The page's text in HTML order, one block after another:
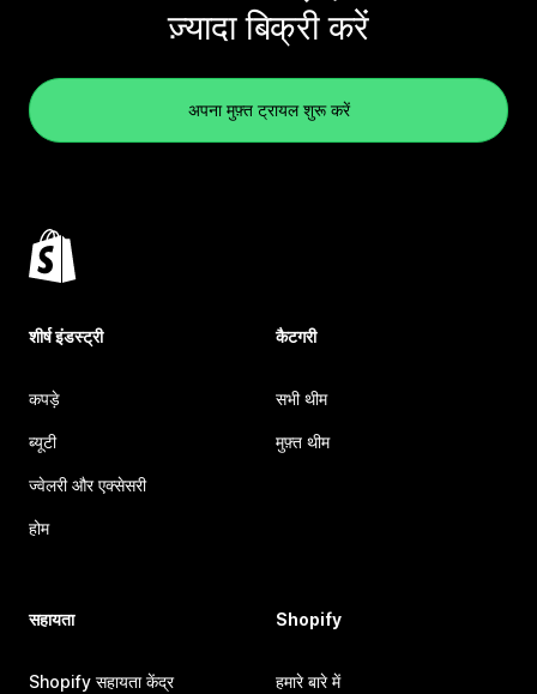
ज़्यादा बिक्री करें
अपना मुफ़्त ट्रायल शुरू करें
शीर्ष इंडस्ट्री
कपड़े
ब्यूटी
ज्वेलरी और एक्सेसरी
होम
कैटगरी
सभी थीम
मुफ़्त थीम
सहायता
Shopify सहायता केंद्र
Shopify
हमारे बारे में